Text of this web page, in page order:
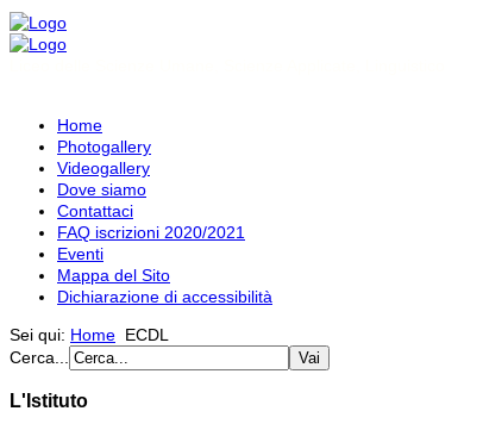
Home
Photogallery
Videogallery
Dove siamo
Contattaci
FAQ iscrizioni 2020/2021
Eventi
Mappa del Sito
Dichiarazione di accessibilità
Sei qui: Home ECDL
Cerca...
L'Istituto